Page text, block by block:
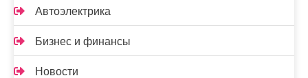
Автоэлектрика
Бизнес и финансы
Новости